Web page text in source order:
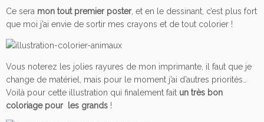
Ce sera mon tout premier poster, et en le dessinant, c’est plus fort
que moi j’ai envie de sortir mes crayons et de tout colorier !
Vous noterez les jolies rayures de mon imprimante, il faut que je
change de matériel, mais pour le moment j’ai d’autres priorités…
Voilà pour cette illustration qui finalement fait un très bon
coloriage pour les grands !